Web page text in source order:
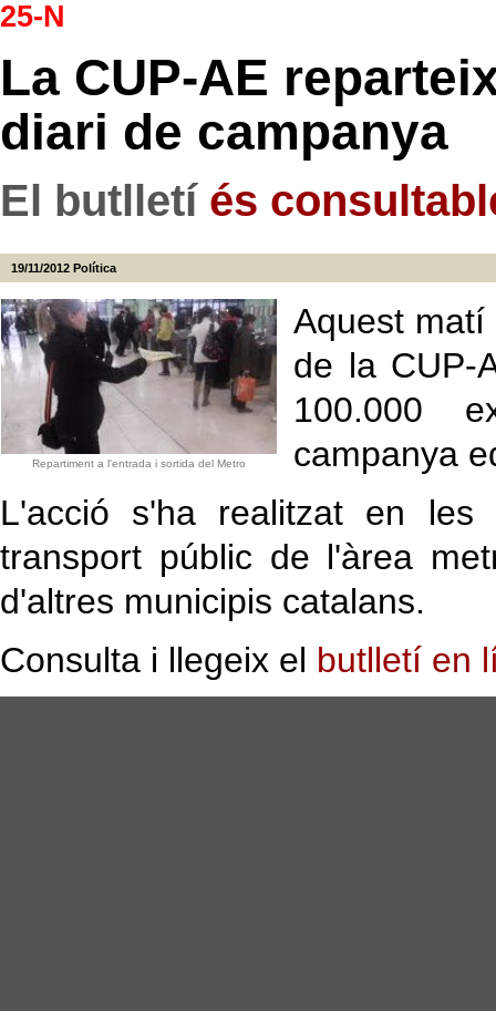
25-N
La CUP-AE
diari de campanya
El butlletí és
19/11/2012 Política
Repartiment a l'entrada i sortida del Metro
Aquest
de la CUP-
100.000
campanya
L'acció s'ha realitzat en les
transport públic de l'àrea
d'altres municipis catalans.
Consulta i llegeix el butlletí en